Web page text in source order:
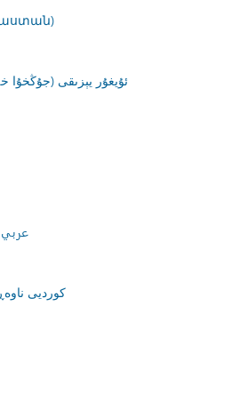
ئۇيغۇر يېزىقى (جۇڭخۇا
عربي
کوردیی